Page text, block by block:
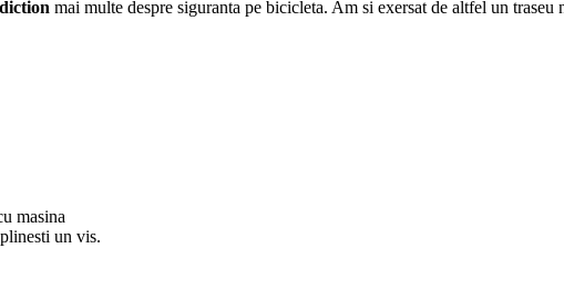
mai multe despre siguranta pe bicicleta. Am si exersat de altfel un
masina
un vis.